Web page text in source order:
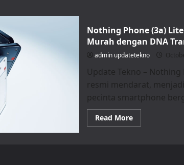
Nothing Phone (3a)
Murah dengan DNA
admin updatetekno
Update Tekno –
resmi mendarat,
pecinta smartphone
Read MoreRead
more